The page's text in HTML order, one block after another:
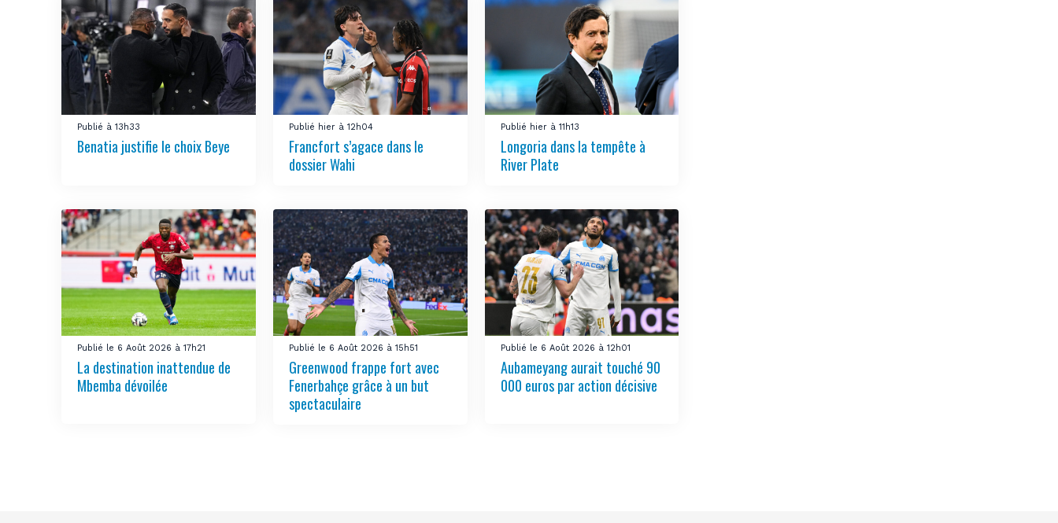
Publié à 13h33
Benatia justifie le choix Beye
Publié hier à 12h04
Francfort s’agace dans le
dossier Wahi
Publié hier à 11h13
Longoria dans la tempête à
River Plate
Publié le 6 Août 2026 à 17h21
La destination inattendue de
Mbemba dévoilée
Publié le 6 Août 2026 à 15h51
Greenwood frappe fort avec
Fenerbahçe grâce à un but
spectaculaire
Publié le 6 Août 2026 à 12h01
Aubameyang aurait touché 90
000 euros par action décisive